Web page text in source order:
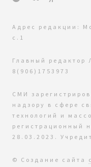
Адрес редакции:
с.1
Главный редактор
8(906)1753973
СМИ
надзору в сфере
технологий и
регистрационный
28.03.2023.
© Создание сайта